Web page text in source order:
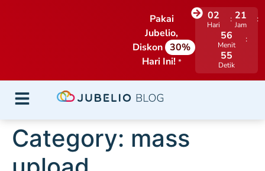
Pakai
Jubelio,
Diskon 30%
Hari Ini! *
02
Hari
21
Jam
56
Menit
55
Detik
Category: mass